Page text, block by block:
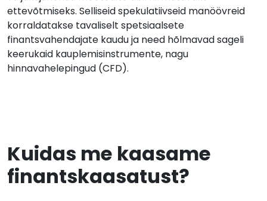
ettevõtmiseks. Selliseid spekulatiivseid manöövreid
korraldatakse tavaliselt spetsiaalsete
finantsvahendajate kaudu ja need hõlmavad sageli
keerukaid kauplemisinstrumente, nagu
hinnavahelepingud (CFD).
Kuidas me kaasame
finantskaasatust?